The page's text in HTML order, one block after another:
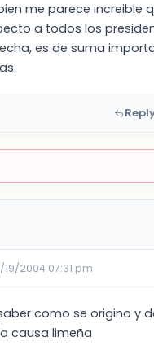
me parece increible
a todos los
es de suma
19/2004 07:31 pm
como se origino y
causa limeña